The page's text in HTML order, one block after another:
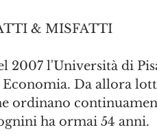
& MISFATTI
2007 l'Università di
Da allora
ordinano
ha ormai 54 anni.